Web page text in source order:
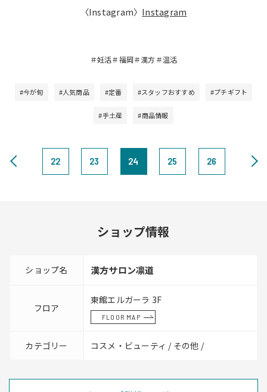
〈Instagram〉 Instagram
＃妊活＃福岡＃漢方＃温活
#今が旬 #人気商品 #定番 #スタッフおすすめ #プチギフト
#手土産 #商品情報
22 23 24 25 26
ショップ情報
ショップ名 漢方サロン凛道
フロア
東館エルガーラ 3F
FLOOR MAP
カテゴリー コスメ・ビューティ / その他 /